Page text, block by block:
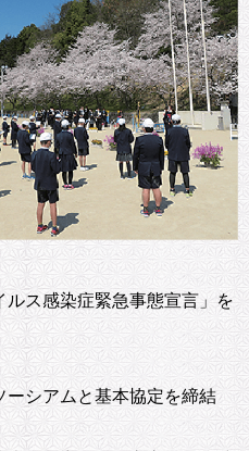
ス感染症緊急事態宣言」を
ーシアムと基本協定を締結